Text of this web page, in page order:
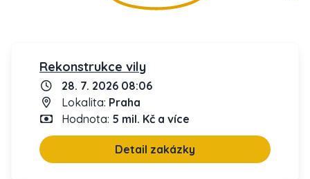
Rekonstrukce vily
28. 7. 2026 08:06
Lokalita: Praha
Hodnota: 5 mil. Kč a více
Detail zakázky